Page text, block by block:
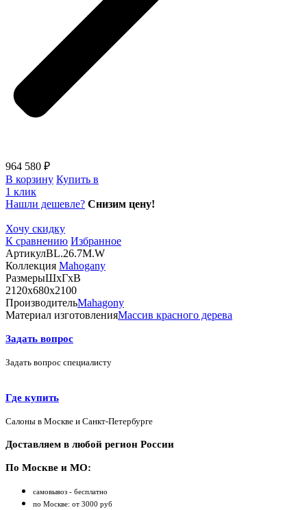
964 580 ₽
В корзину Купить в
1 клик
Нашли дешевле? Снизим цену!
Хочу скидку
К сравнению Избранное
АртикулBL.26.7M.W
Коллекция Mahogany
РазмерыШхГхВ
2120х680х2100
ПроизводительMahagony
Материал изготовленияМассив красного дерева
Задать вопрос
Задать вопрос специалисту
Где купить
Салоны в Москве и Санкт-Петербурге
Доставляем в любой регион России
По Москве и МО:
самовывоз - бесплатно
по Москве: от 3000 руб